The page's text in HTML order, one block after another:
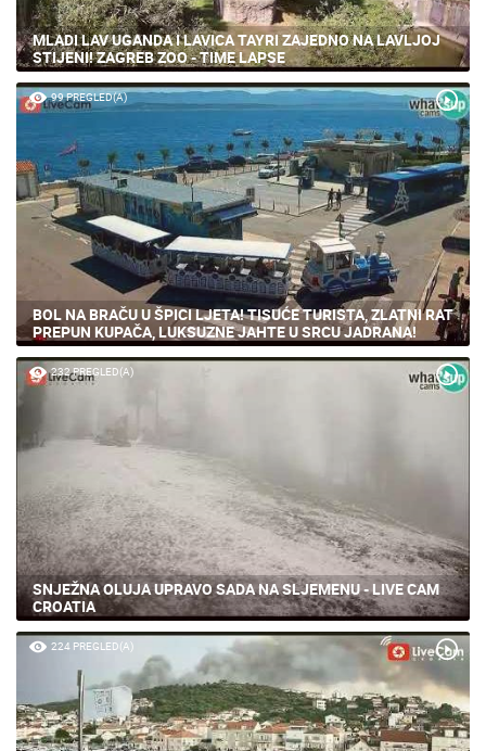
MLADI LAV UGANDA I LAVICA TAYRI ZAJEDNO NA LAVLJOJ
STIJENI! ZAGREB ZOO - TIME LAPSE
99 PREGLED(A)
BOL NA BRAČU U ŠPICI LJETA! TISUĆE TURISTA, ZLATNI RAT
PREPUN KUPAČA, LUKSUZNE JAHTE U SRCU JADRANA!
232 PREGLED(A)
SNJEŽNA OLUJA UPRAVO SADA NA SLJEMENU - LIVE CAM
CROATIA
224 PREGLED(A)